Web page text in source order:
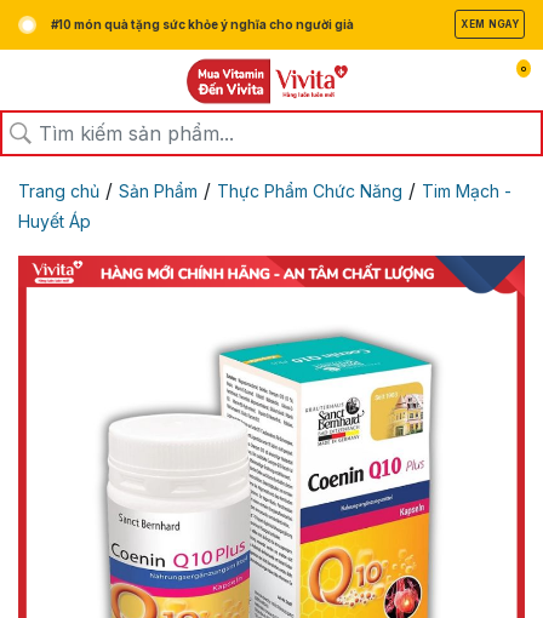
#10 món quà tặng sức khỏe ý nghĩa cho người già XEM NGAY
0
Trang chủ / Sản Phẩm / Thực Phẩm Chức Năng / Tim Mạch -
Huyết Áp